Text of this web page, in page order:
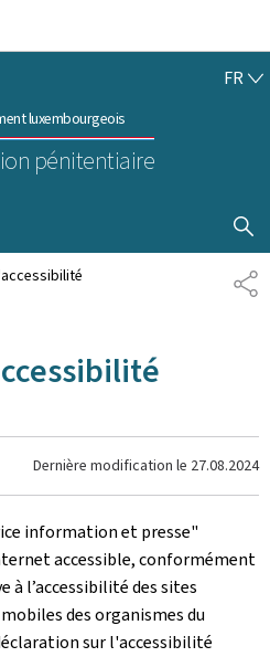
principal
contenu
luxembourgeois
pénitentiaire
FR
Dernière modification le 27.08.2024
information et presse"
accessible, conformément
à l’accessibilité des sites
des organismes du
sur l'accessibilité